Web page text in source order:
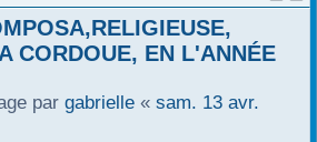
CORDOUE, EN L'ANNÉE
par gabrielle « sam. 13 avr.